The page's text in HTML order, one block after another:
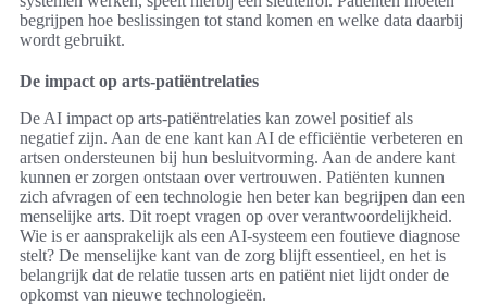
begrijpen hoe beslissingen tot stand komen en welke data daarbij
wordt gebruikt.
De impact op arts-patiëntrelaties
De AI impact op arts-patiëntrelaties kan zowel positief als
negatief zijn. Aan de ene kant kan AI de efficiëntie verbeteren en
artsen ondersteunen bij hun besluitvorming. Aan de andere kant
kunnen er zorgen ontstaan over vertrouwen. Patiënten kunnen
zich afvragen of een technologie hen beter kan begrijpen dan een
menselijke arts. Dit roept vragen op over verantwoordelijkheid.
Wie is er aansprakelijk als een AI-systeem een foutieve diagnose
stelt? De menselijke kant van de zorg blijft essentieel, en het is
belangrijk dat de relatie tussen arts en patiënt niet lijdt onder de
opkomst van nieuwe technologieën.